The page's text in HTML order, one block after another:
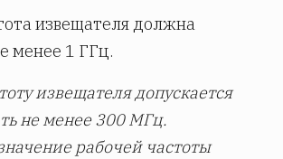
извещателя должна
менее 1 ГГц.
извещателя допускается
не менее 300 МГц.
рабочей частоты